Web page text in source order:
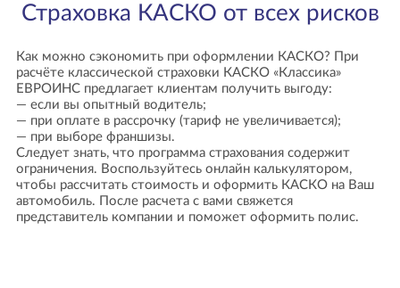
Страховка КАСКО от всех рисков
Как можно сэкономить при оформлении КАСКО? При
расчёте классической страховки КАСКО «Классика»
ЕВРОИНС предлагает клиентам получить выгоду:
— если вы опытный водитель;
— при оплате в рассрочку (тариф не увеличивается);
— при выборе франшизы.
Следует знать, что программа страхования содержит
ограничения. Воспользуйтесь онлайн калькулятором,
чтобы рассчитать стоимость и оформить КАСКО на Ваш
автомобиль. После расчета с вами свяжется
представитель компании и поможет оформить полис.